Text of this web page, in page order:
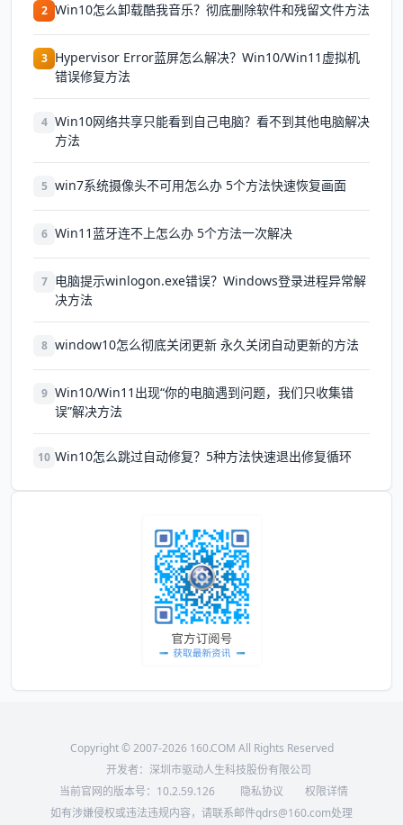
2 Win10怎么卸载酷我音乐？彻底删除软件和残留文件方法
3 Hypervisor Error蓝屏怎么解决？Win10/Win11虚拟机
错误修复方法
4 Win10网络共享只能看到自己电脑？看不到其他电脑解决
方法
5 win7系统摄像头不可用怎么办 5个方法快速恢复画面
6 Win11蓝牙连不上怎么办 5个方法一次解决
7 电脑提示winlogon.exe错误？Windows登录进程异常解
决方法
8 window10怎么彻底关闭更新 永久关闭自动更新的方法
9 Win10/Win11出现“你的电脑遇到问题，我们只收集错
误”解决方法
10 Win10怎么跳过自动修复？5种方法快速退出修复循环
Copyright © 2007-2026 160.COM All Rights Reserved
开发者：深圳市驱动人生科技股份有限公司
当前官网的版本号： 10.2.59.126 隐私协议
权限详情
如有涉嫌侵权或违法违规内容，请联系邮件qdrs@160.com处理